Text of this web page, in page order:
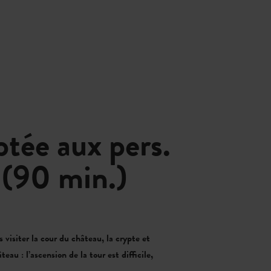
aux pers.
min.)
visiter la cour du château, la crypte et
: l’ascension de la tour est difficile,